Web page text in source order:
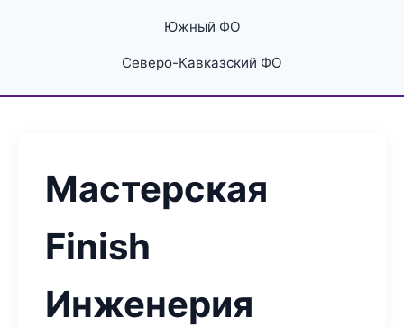
Южный ФО
Северо-Кавказский ФО
Мастерская
Finish
Инженерия